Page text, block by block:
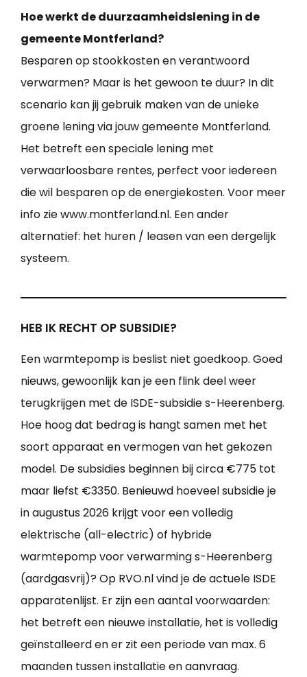
Hoe werkt de duurzaamheidslening in de
gemeente Montferland?
Besparen op stookkosten en verantwoord
verwarmen? Maar is het gewoon te duur? In dit
scenario kan jij gebruik maken van de unieke
groene lening via jouw gemeente Montferland.
Het betreft een speciale lening met
verwaarloosbare rentes, perfect voor iedereen
die wil besparen op de energiekosten. Voor meer
info zie www.montferland.nl. Een ander
alternatief: het huren / leasen van een dergelijk
systeem.
HEB IK RECHT OP SUBSIDIE?
Een warmtepomp is beslist niet goedkoop. Goed
nieuws, gewoonlijk kan je een flink deel weer
terugkrijgen met de ISDE-subsidie s-Heerenberg.
Hoe hoog dat bedrag is hangt samen met het
soort apparaat en vermogen van het gekozen
model. De subsidies beginnen bij circa €775 tot
maar liefst €3350. Benieuwd hoeveel subsidie je
in augustus 2026 krijgt voor een volledig
elektrische (all-electric) of hybride
warmtepomp voor verwarming s-Heerenberg
(aardgasvrij)? Op RVO.nl vind je de actuele ISDE
apparatenlijst. Er zijn een aantal voorwaarden:
het betreft een nieuwe installatie, het is volledig
geïnstalleerd en er zit een periode van max. 6
maanden tussen installatie en aanvraag.